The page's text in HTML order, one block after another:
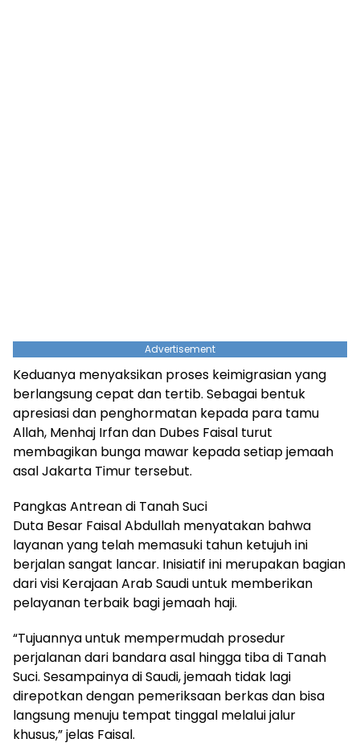
Advertisement
Keduanya menyaksikan proses keimigrasian yang
berlangsung cepat dan tertib. Sebagai bentuk
apresiasi dan penghormatan kepada para tamu
Allah, Menhaj Irfan dan Dubes Faisal turut
membagikan bunga mawar kepada setiap jemaah
asal Jakarta Timur tersebut.
Pangkas Antrean di Tanah Suci
Duta Besar Faisal Abdullah menyatakan bahwa
layanan yang telah memasuki tahun ketujuh ini
berjalan sangat lancar. Inisiatif ini merupakan bagian
dari visi Kerajaan Arab Saudi untuk memberikan
pelayanan terbaik bagi jemaah haji.
“Tujuannya untuk mempermudah prosedur
perjalanan dari bandara asal hingga tiba di Tanah
Suci. Sesampainya di Saudi, jemaah tidak lagi
direpotkan dengan pemeriksaan berkas dan bisa
langsung menuju tempat tinggal melalui jalur
khusus,” jelas Faisal.